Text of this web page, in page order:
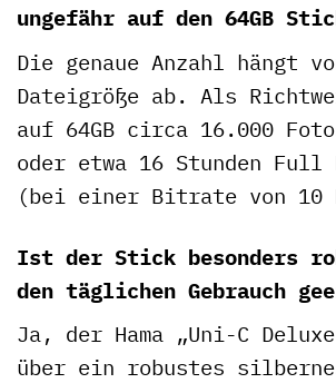
ungefähr auf den 64GB
Die genaue Anzahl hängt
Dateigröße ab. Als
auf 64GB circa 16.000
oder etwa 16 Stunden Full
(bei einer Bitrate von 10
Ist der Stick besonders
den täglichen Gebrauch
Ja, der Hama „Uni-C
über ein robustes